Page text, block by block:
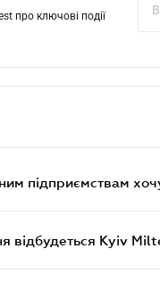
про ключові події
підприємствам
відбудеться Kyiv